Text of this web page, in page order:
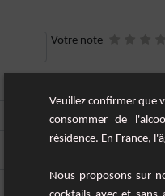
Votre note
Veuillez confirmer que
consommer de
résidence. En France,
Nous proposons sur